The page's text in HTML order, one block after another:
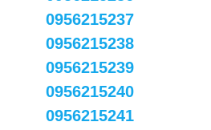
0956215237
0956215238
0956215239
0956215240
0956215241